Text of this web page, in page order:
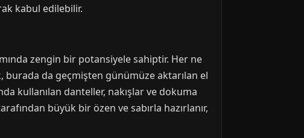
kabul edilebilir.
zengin bir potansiyele sahiptir. Her ne
da geçmişten günümüze aktarılan el
kullanılan danteller, nakışlar ve dokuma
büyük bir özen ve sabırla hazırlanır,